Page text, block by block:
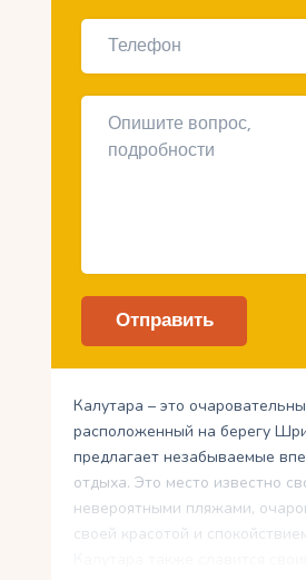
Калутара – это
расположенный на берегу
предлагает незабываемые
отдыха. Это место известно
невероятными пляжами,
своей красотой и